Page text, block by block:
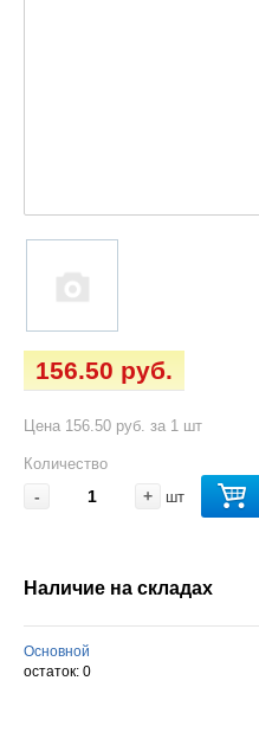
156.50 руб.
Цена 156.50 руб. за 1 шт
Количество
- + шт
Наличие на складах
Основной
остаток: 0